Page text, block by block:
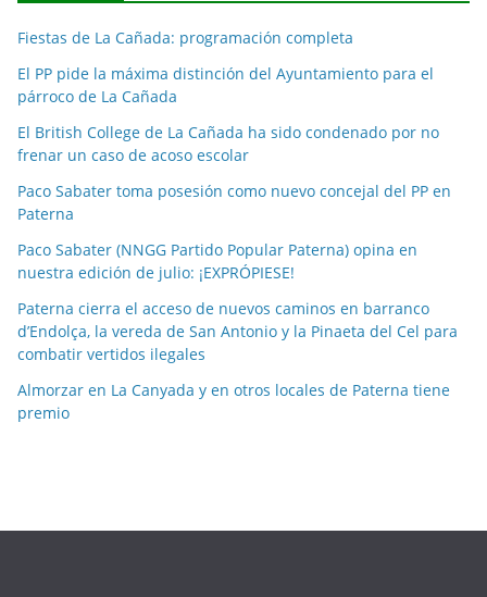
i
a
s
p
o
r
m
s
s
Fiestas de La Cañada: programación completa
El PP pide la máxima distinción del Ayuntamiento para el
párroco de La Cañada
El British College de La Cañada ha sido condenado por no
frenar un caso de acoso escolar
Paco Sabater toma posesión como nuevo concejal del PP en
Paterna
Paco Sabater (NNGG Partido Popular Paterna) opina en
nuestra edición de julio: ¡EXPRÓPIESE!
Paterna cierra el acceso de nuevos caminos en barranco
d’Endolça, la vereda de San Antonio y la Pinaeta del Cel para
combatir vertidos ilegales
Almorzar en La Canyada y en otros locales de Paterna tiene
premio